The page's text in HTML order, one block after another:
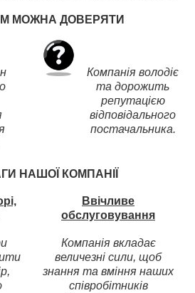
МОЖНА ДОВЕРЯТИ
Компанія володіє
та дорожить
репутацією
відповідального
постачальника.
НАШОЇ КОМПАНІЇ
Ввічливе
обслуговування
Компанія вкладає
величезні сили, щоб
знання та вміння наших
співробітників